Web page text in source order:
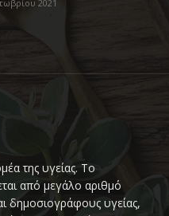
2021
της υγείας. Το
από μεγάλο αριθμό
δημοσιογράφους υγείας,